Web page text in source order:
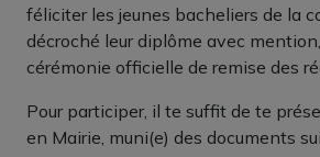
féliciter les jeunes bacheliers de la
décroché leur diplôme avec mention,
cérémonie officielle de remise des
Pour participer, il te suffit de te
en Mairie, muni(e) des documents